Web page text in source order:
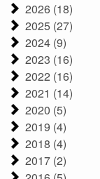
2026 (18)
2025 (27)
2024 (9)
2023 (16)
2022 (16)
2021 (14)
2020 (5)
2019 (4)
2018 (4)
2017 (2)